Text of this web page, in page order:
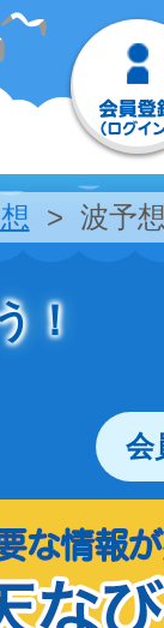
波予
！
会